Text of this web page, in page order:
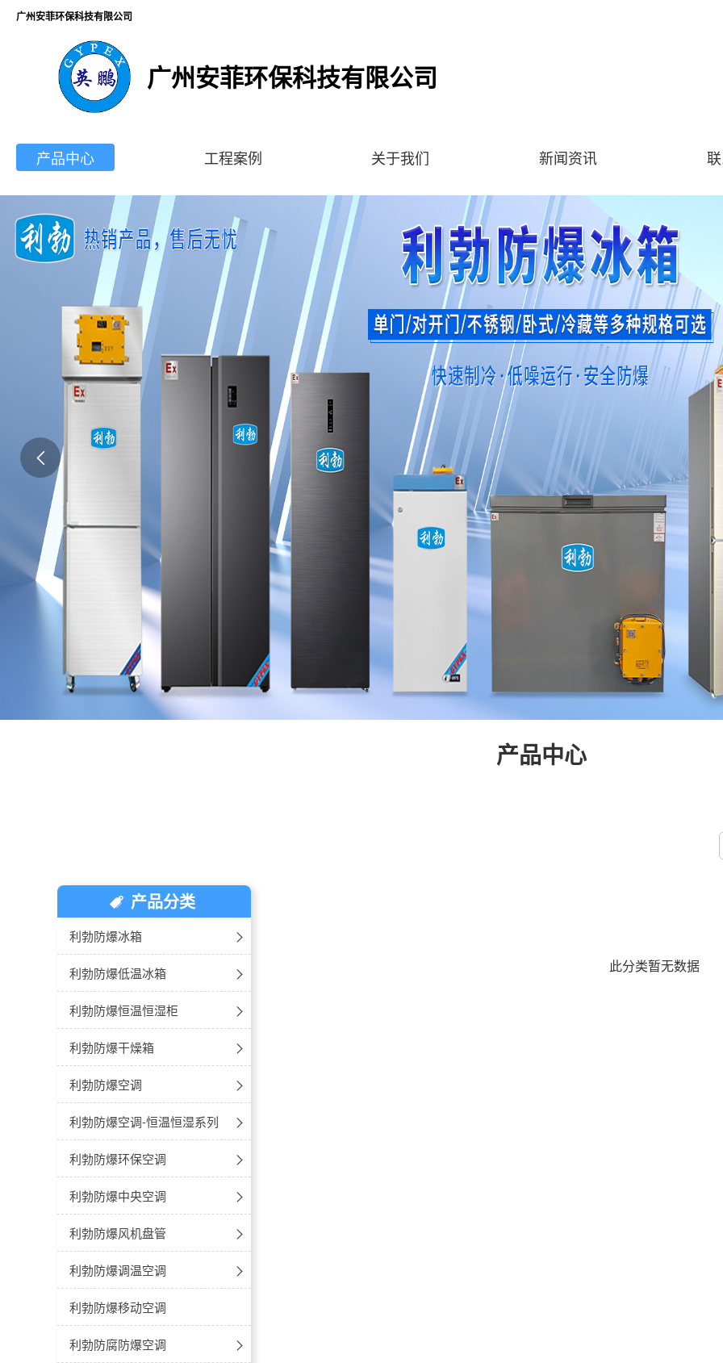
广州安菲环保科技有限公司
广州安菲环保科技有限公司
产品中心
产品分类
利勃防爆冰箱
-冷藏冷柜
-单门单温
-双门双温
-卧式冰箱
-不锈钢
冷藏款
冷冻款
-多门多温
-双温对开门
-低温双门双温防爆冰箱
利勃防爆低温冰箱
-10℃~-25℃防爆低温冰箱
-20℃~-40℃防爆低温冰箱
-30℃~-60℃防爆超低温冰箱
-40℃~-86℃防爆超低温冰箱
防爆医用冷藏冷冻箱
2℃~8℃防爆医用冷藏箱
8℃~20℃防爆药品阴凉箱
4℃防爆血液冷藏箱
防爆层析柜
20℃~55℃防爆加温保存箱
利勃防爆恒温恒湿柜
-玻璃门款
-不锈钢款
利勃防爆干燥箱
防爆卧式-电热鼓风干燥箱
防爆卧式-电热恒温干燥箱
防爆立式-电热鼓风干燥箱
防爆立式-电热恒温干燥箱
防爆真空干燥箱
利勃防爆空调
防爆空调-壁挂式
防爆空调-立柜式
防爆空调-天花机
防爆空调-风管机
防爆空调-窗式空调
防爆空调-高温型
利勃防爆空调-恒温恒湿系列
立柜式
吊顶式
利勃防爆环保空调
安装式
移动式大风量
移动式小风量
利勃防爆中央空调
防爆多联机外机
防爆多联机内机
多联机壁挂式
多联机落地式
利勃防爆风机盘管
卡式
柜式
卧式暗装
利勃防爆调温空调
-立柜式
-风管式
利勃防爆移动空调
利勃防腐防爆空调
产品中心 工程案例 关于我们 新闻资讯
此分类暂无数据